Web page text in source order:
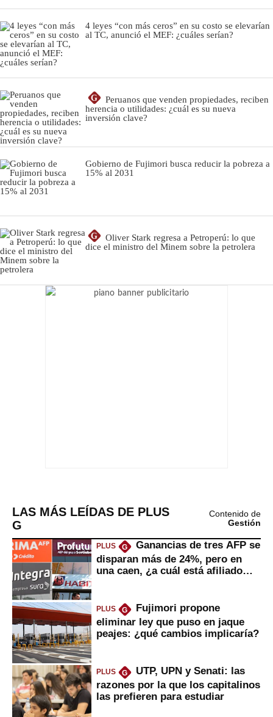
4 leyes “con más ceros” en su costo se elevarían
al TC, anunció el MEF: ¿cuáles serían?
G
Peruanos que venden propiedades, reciben
herencia o utilidades: ¿cuál es su nueva
inversión clave?
Gobierno de Fujimori busca reducir la pobreza a
15% al 2031
G
Oliver Stark regresa a Petroperú: lo que
dice el ministro del Minem sobre la petrolera
LAS MÁS LEÍDAS DE PLUS
G
Contenido de
Gestión
PLUS G
Ganancias de tres AFP se
disparan más de 24%, pero en
una caen, ¿a cuál está afiliado
PLUS G
Fujimori propone
eliminar ley que puso en jaque
peajes: ¿qué cambios implicaría?
PLUS G
UTP, UPN y Senati: las
razones por la que los capitalinos
las prefieren para estudiar